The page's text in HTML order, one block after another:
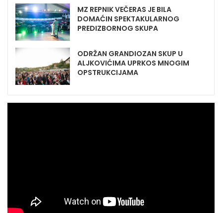
MZ REPNIK VEČERAS JE BILA
DOMAĆIN SPEKTAKULARNOG
PREDIZBORNOG SKUPA
ODRŽAN GRANDIOZAN SKUP U
ALJKOVIĆIMA UPRKOS MNOGIM
OPSTRUKCIJAMA